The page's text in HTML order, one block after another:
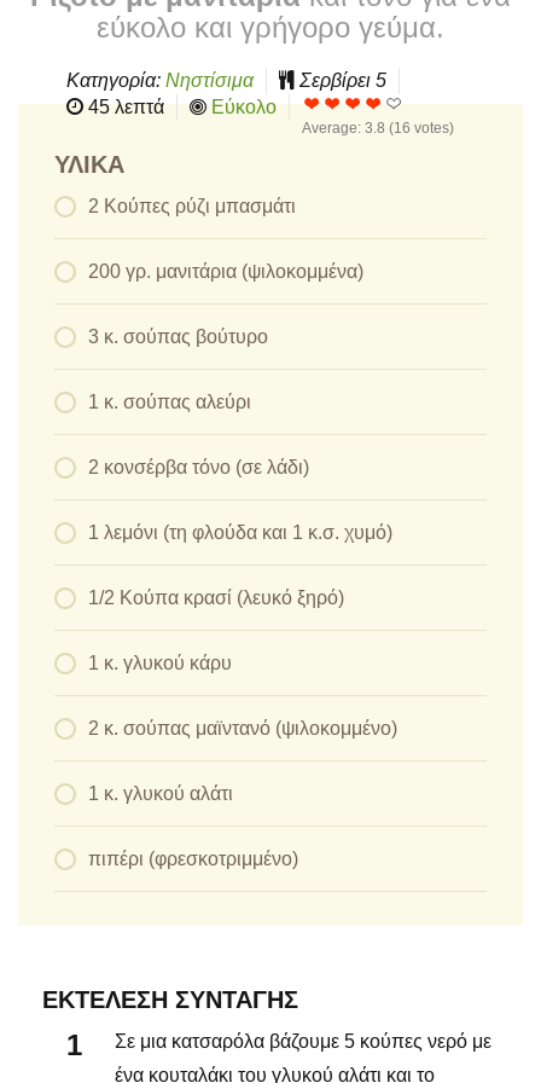
εύκολο και γρήγορο γεύμα.
Κατηγορία: Νηστίσιμα Σερβίρει 5
45 λεπτά
Εύκολο
Average: 3.8 (16 votes)
ΥΛΙΚΆ
2 Κούπες ρύζι μπασμάτι
200 γρ. μανιτάρια (ψιλοκομμένα)
3 κ. σούπας βούτυρο
1 κ. σούπας αλεύρι
2 κονσέρβα τόνο (σε λάδι)
1 λεμόνι (τη φλούδα και 1 κ.σ. χυμό)
1/2 Κούπα κρασί (λευκό ξηρό)
1 κ. γλυκού κάρυ
2 κ. σούπας μαϊντανό (ψιλοκομμένο)
1 κ. γλυκού αλάτι
πιπέρι (φρεσκοτριμμένο)
ΕΚΤΈΛΕΣΗ ΣΥΝΤΑΓΉΣ
Σε μια κατσαρόλα βάζουμε 5 κούπες νερό με
ένα κουταλάκι του γλυκού αλάτι και το